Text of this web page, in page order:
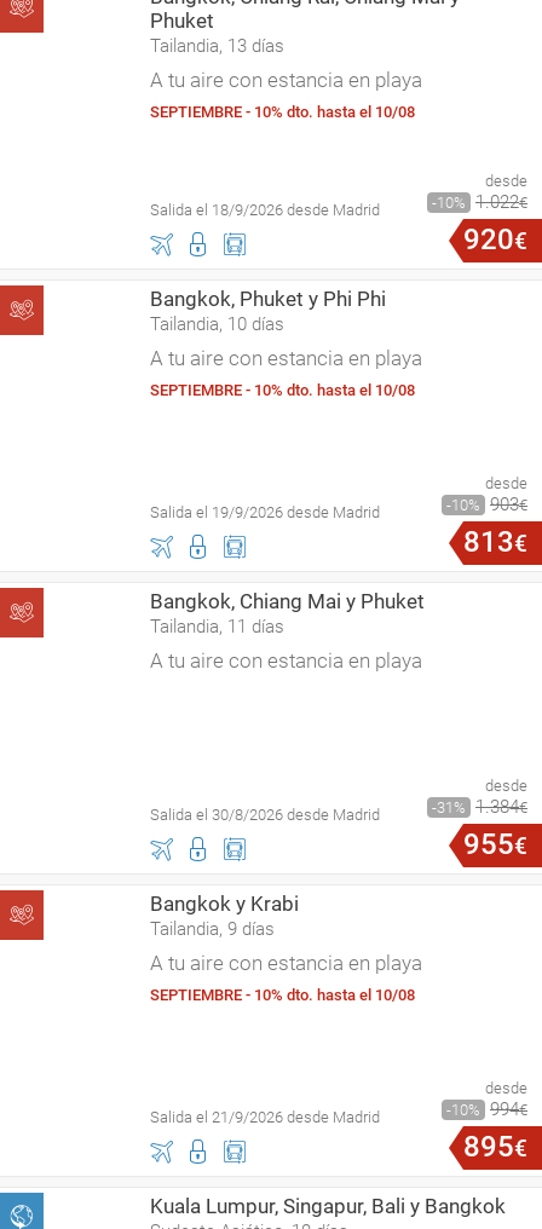
Phuket
Tailandia, 13 días
A tu aire con estancia en playa
SEPTIEMBRE - 10% dto. hasta el 10/08
Salida el 18/9/2026 desde Madrid
desde
10
1.022€
920€
Bangkok, Phuket y Phi Phi
Tailandia, 10 días
A tu aire con estancia en playa
SEPTIEMBRE - 10% dto. hasta el 10/08
Salida el 19/9/2026 desde Madrid
desde
10
903€
813€
Bangkok, Chiang Mai y Phuket
Tailandia, 11 días
A tu aire con estancia en playa
Salida el 30/8/2026 desde Madrid
desde
31
1.384€
955€
Bangkok y Krabi
Tailandia, 9 días
A tu aire con estancia en playa
SEPTIEMBRE - 10% dto. hasta el 10/08
Salida el 21/9/2026 desde Madrid
desde
10
994€
895€
Kuala Lumpur, Singapur, Bali y Bangkok